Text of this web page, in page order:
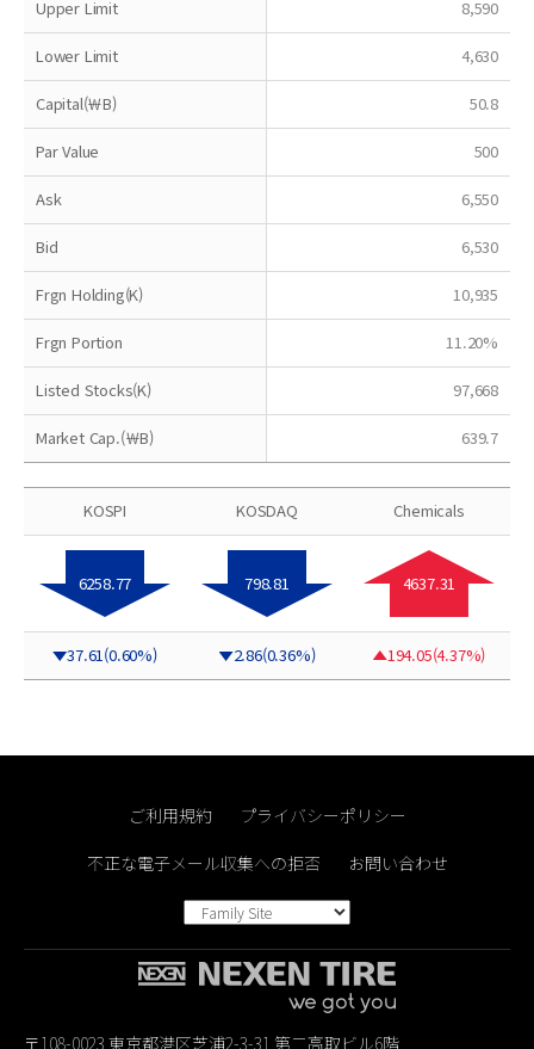
ご利用規約
プライバシーポリシー
不正な電子メール収集への拒否
お問い合わせ
〒108-0023 東京都港区芝浦2-3-31 第二高取ビル6階